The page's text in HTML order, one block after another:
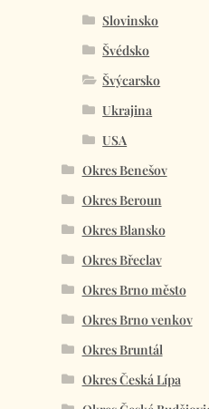
Slovinsko
Švédsko
Švýcarsko
Ukrajina
USA
Okres Benešov
Okres Beroun
Okres Blansko
Okres Břeclav
Okres Brno město
Okres Brno venkov
Okres Bruntál
Okres Česká Lípa